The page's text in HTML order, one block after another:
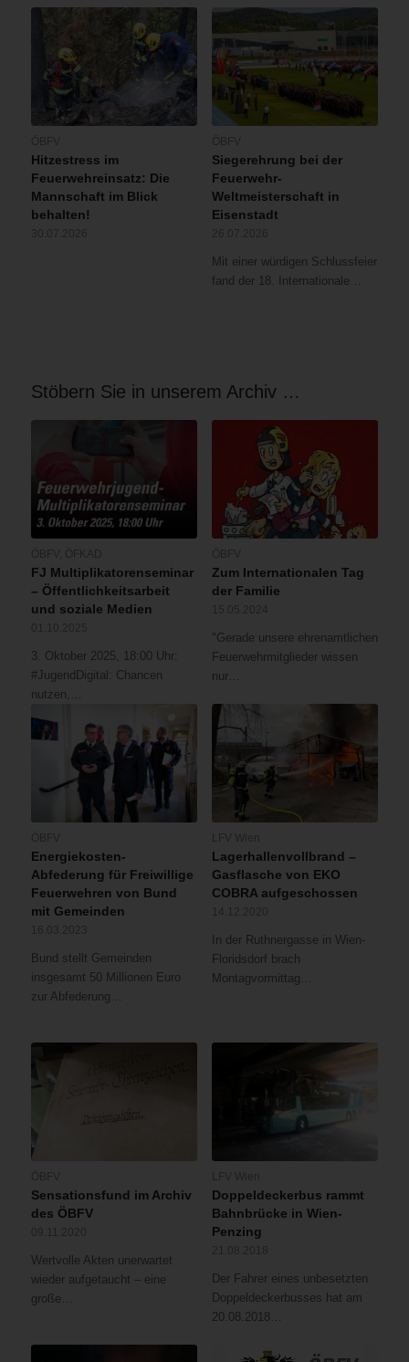
Hitzestress im
Feuerwehreinsatz: Die
Mannschaft im Blick
behalten!
Siegerehrung bei der
Feuerwehr-
Weltmeisterschaft in
Eisenstadt
Mit einer würdigen Schlussfeier
fand der 18. Internationale…
Stöbern Sie in unserem Archiv …
FJ Multiplikatorenseminar
– Öffentlichkeitsarbeit
und soziale Medien
3. Oktober 2025, 18:00 Uhr:
#JugendDigital: Chancen
nutzen,…
Zum Internationalen Tag
der Familie
"Gerade unsere ehrenamtlichen
Feuerwehrmitglieder wissen
nur…
Energiekosten-
Abfederung für Freiwillige
Feuerwehren von Bund
mit Gemeinden
Bund stellt Gemeinden
insgesamt 50 Millionen Euro
zur Abfederung…
Lagerhallenvollbrand –
Gasflasche von EKO
COBRA aufgeschossen
In der Ruthnergasse in Wien-
Floridsdorf brach
Montagvormittag…
Sensationsfund im Archiv
des ÖBFV
Wertvolle Akten unerwartet
wieder aufgetaucht – eine
große…
Doppeldeckerbus rammt
Bahnbrücke in Wien-
Penzing
Der Fahrer eines unbesetzten
Doppeldeckerbusses hat am
20.08.2018…